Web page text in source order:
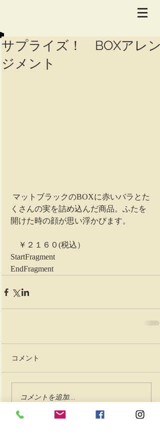
サプライズ！ BOXアレン
ジメント
くさんの実を詰め込んだ商品。ふたを
開けた時の顔が思い浮かびます。
￥２１６０(税込）
StartFragment
EndFragment
コメント
コメントを追加…